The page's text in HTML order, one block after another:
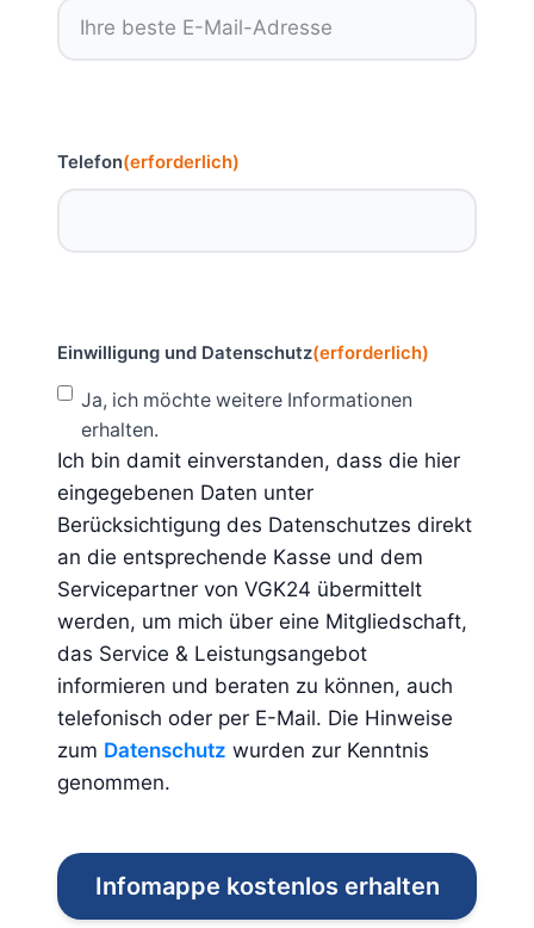
Telefon(erforderlich)
Einwilligung und Datenschutz(erforderlich)
Ja, ich möchte weitere Informationen
erhalten.
Ich bin damit einverstanden, dass die hier
eingegebenen Daten unter
Berücksichtigung des Datenschutzes direkt
an die entsprechende Kasse und dem
Servicepartner von VGK24 übermittelt
werden, um mich über eine Mitgliedschaft,
das Service & Leistungsangebot
informieren und beraten zu können, auch
telefonisch oder per E-Mail. Die Hinweise
zum Datenschutz wurden zur Kenntnis
genommen.